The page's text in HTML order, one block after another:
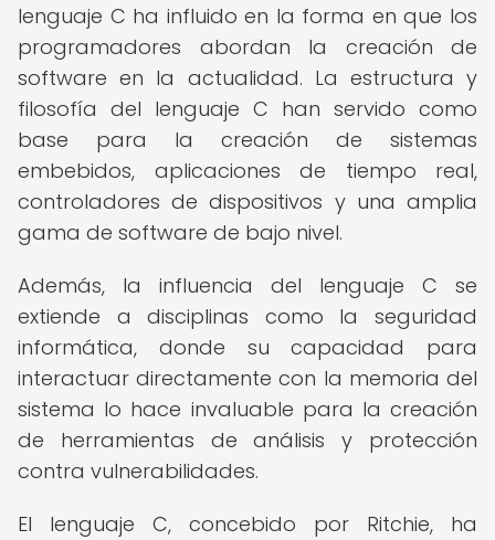
lenguaje C ha influido en la forma en que los
programadores abordan la creación de
software en la actualidad. La estructura y
filosofía del lenguaje C han servido como
base para la creación de sistemas
embebidos, aplicaciones de tiempo real,
controladores de dispositivos y una amplia
gama de software de bajo nivel.
Además, la influencia del lenguaje C se
extiende a disciplinas como la seguridad
informática, donde su capacidad para
interactuar directamente con la memoria del
sistema lo hace invaluable para la creación
de herramientas de análisis y protección
contra vulnerabilidades.
El lenguaje C, concebido por Ritchie, ha